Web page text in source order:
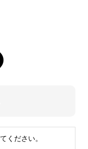
ください。